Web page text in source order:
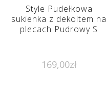
Style Pudełkowa
sukienka z dekoltem na
plecach Pudrowy S
169,00zł